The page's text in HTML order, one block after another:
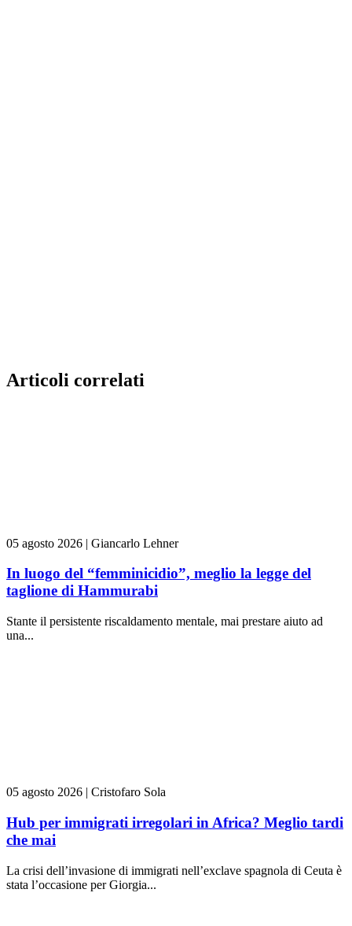
Articoli correlati
05 agosto 2026 | Giancarlo Lehner
In luogo del “femminicidio”, meglio la legge del
taglione di Hammurabi
Stante il persistente riscaldamento mentale, mai prestare aiuto ad
una...
05 agosto 2026 | Cristofaro Sola
Hub per immigrati irregolari in Africa? Meglio tardi
che mai
La crisi dell’invasione di immigrati nell’exclave spagnola di Ceuta è
stata l’occasione per Giorgia...